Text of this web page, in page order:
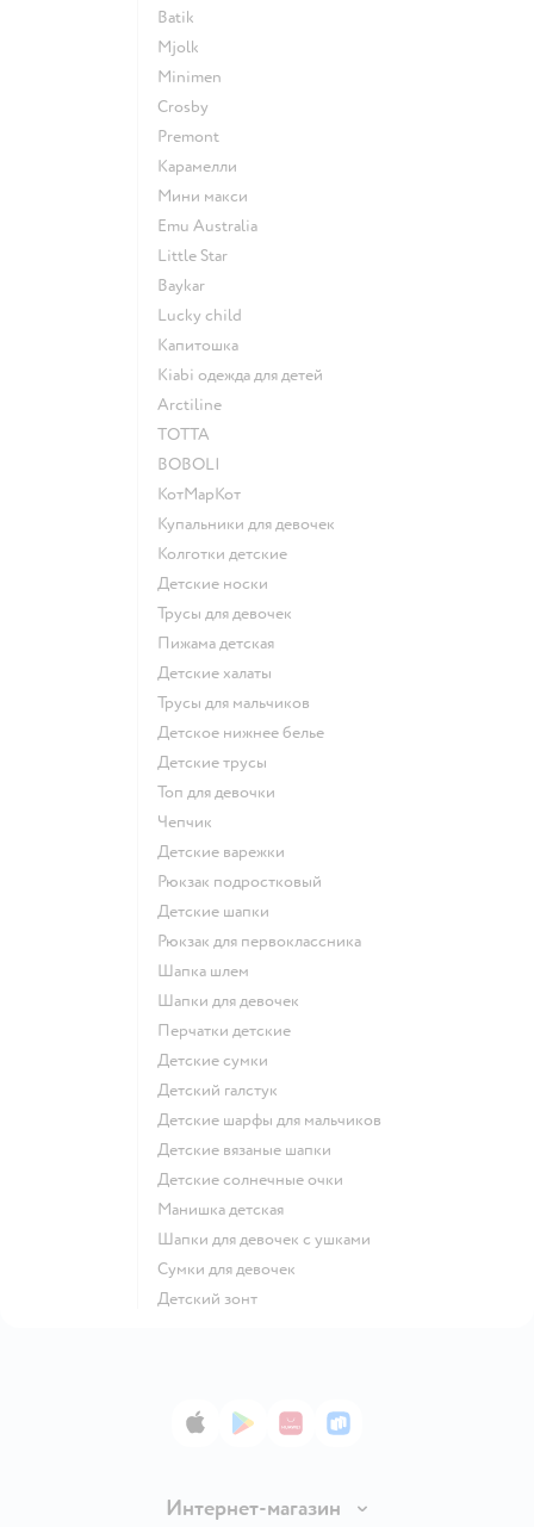
Batik
Mjolk
Minimen
Crosby
Premont
Карамелли
Мини макси
Emu Australia
Little Star
Baykar
Lucky child
Капитошка
Kiabi одежда для детей
Arctiline
ТОТТА
BOBOLI
КотМарКот
Купальники для девочек
Колготки детские
Детские носки
Трусы для девочек
Пижама детская
Детские халаты
Трусы для мальчиков
Детское нижнее белье
Детские трусы
Топ для девочки
Чепчик
Детские варежки
Рюкзак подростковый
Детские шапки
Рюкзак для первоклассника
Шапка шлем
Шапки для девочек
Перчатки детские
Детские сумки
Детский галстук
Детские шарфы для мальчиков
Детские вязаные шапки
Детские солнечные очки
Манишка детская
Шапки для девочек с ушками
Сумки для девочек
Детский зонт
App StoreGoogle Play
AppGallery
RuStore
Интернет-магазин